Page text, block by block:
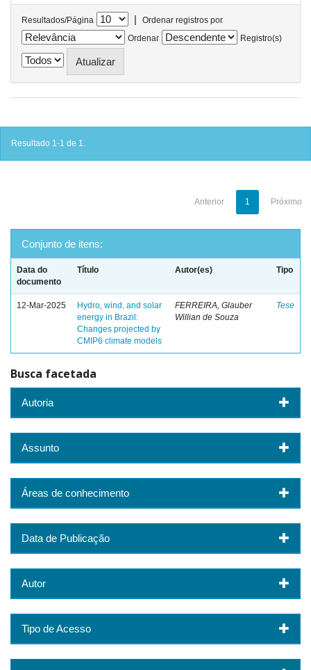
Resultados/Página |
Ordenar registros por
Ordenar
Registro(s)
Resultado 1-1 de 1.
Anterior 1 Próximo
Conjunto de itens:
Data do
documento
Título Autor(es) Tipo
12-Mar-2025
Hydro, wind, and solar
energy in Brazil:
Changes projected by
CMIP6 climate models
FERREIRA, Glauber
Willian de Souza
Tese
Busca facetada
Autoria
Assunto
Áreas de conhecimento
Data de Publicação
Autor
Tipo de Acesso